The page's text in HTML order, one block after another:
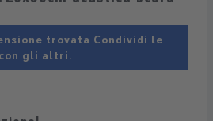
trovata Condividi le
gli altri.